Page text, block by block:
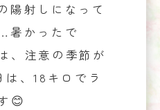
陽射しになって
暑かったで
、注意の季節が
、18キロでラ
😊